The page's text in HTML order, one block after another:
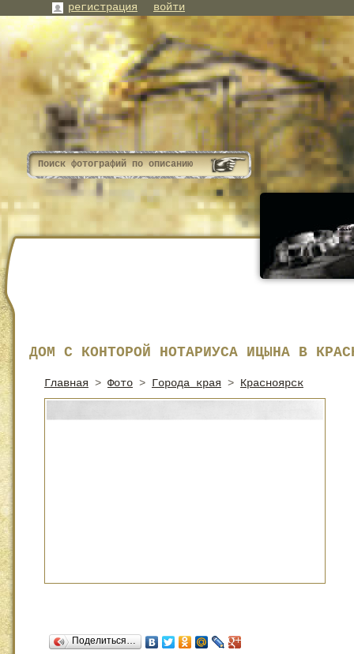
ДОМ С КОНТОРОЙ НОТАРИУСА ИЦЫНА В
Главная > Фото > Города края > Красноярск
Поделиться…
регистрация войти